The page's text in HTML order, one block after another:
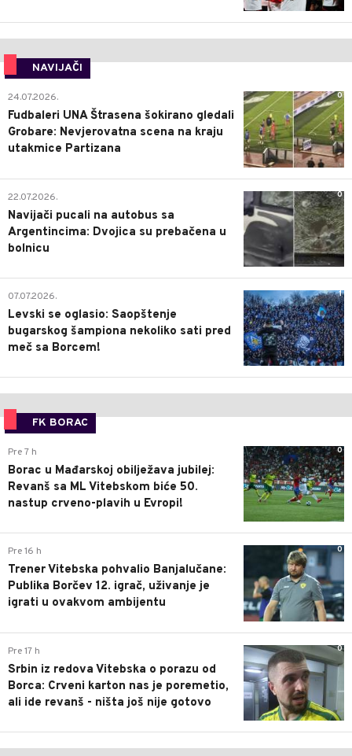
NAVIJAČI
0
24.07.2026.
Fudbaleri UNA Štrasena šokirano gledali
Grobare: Nevjerovatna scena na kraju
utakmice Partizana
0
22.07.2026.
Navijači pucali na autobus sa
Argentincima: Dvojica su prebačena u
bolnicu
1
07.07.2026.
Levski se oglasio: Saopštenje
bugarskog šampiona nekoliko sati pred
meč sa Borcem!
FK BORAC
0
Pre 7 h
Borac u Mađarskoj obilježava jubilej:
Revanš sa ML Vitebskom biće 50.
nastup crveno-plavih u Evropi!
0
Pre 16 h
Trener Vitebska pohvalio Banjalučane:
Publika Borčev 12. igrač, uživanje je
igrati u ovakvom ambijentu
0
Pre 17 h
Srbin iz redova Vitebska o porazu od
Borca: Crveni karton nas je poremetio,
ali ide revanš - ništa još nije gotovo